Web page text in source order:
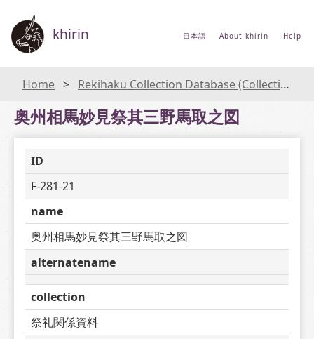
khirin 日本語 About khirin Help
Home Rekihaku Collection Database (Collections Database of the National Museum of Japanese History)
奥州相馬妙見祭其三野馬取之図
ID
F-281-21
name
奥州相馬妙見祭其三野馬取之図
alternatename
collection
祭礼関係資料